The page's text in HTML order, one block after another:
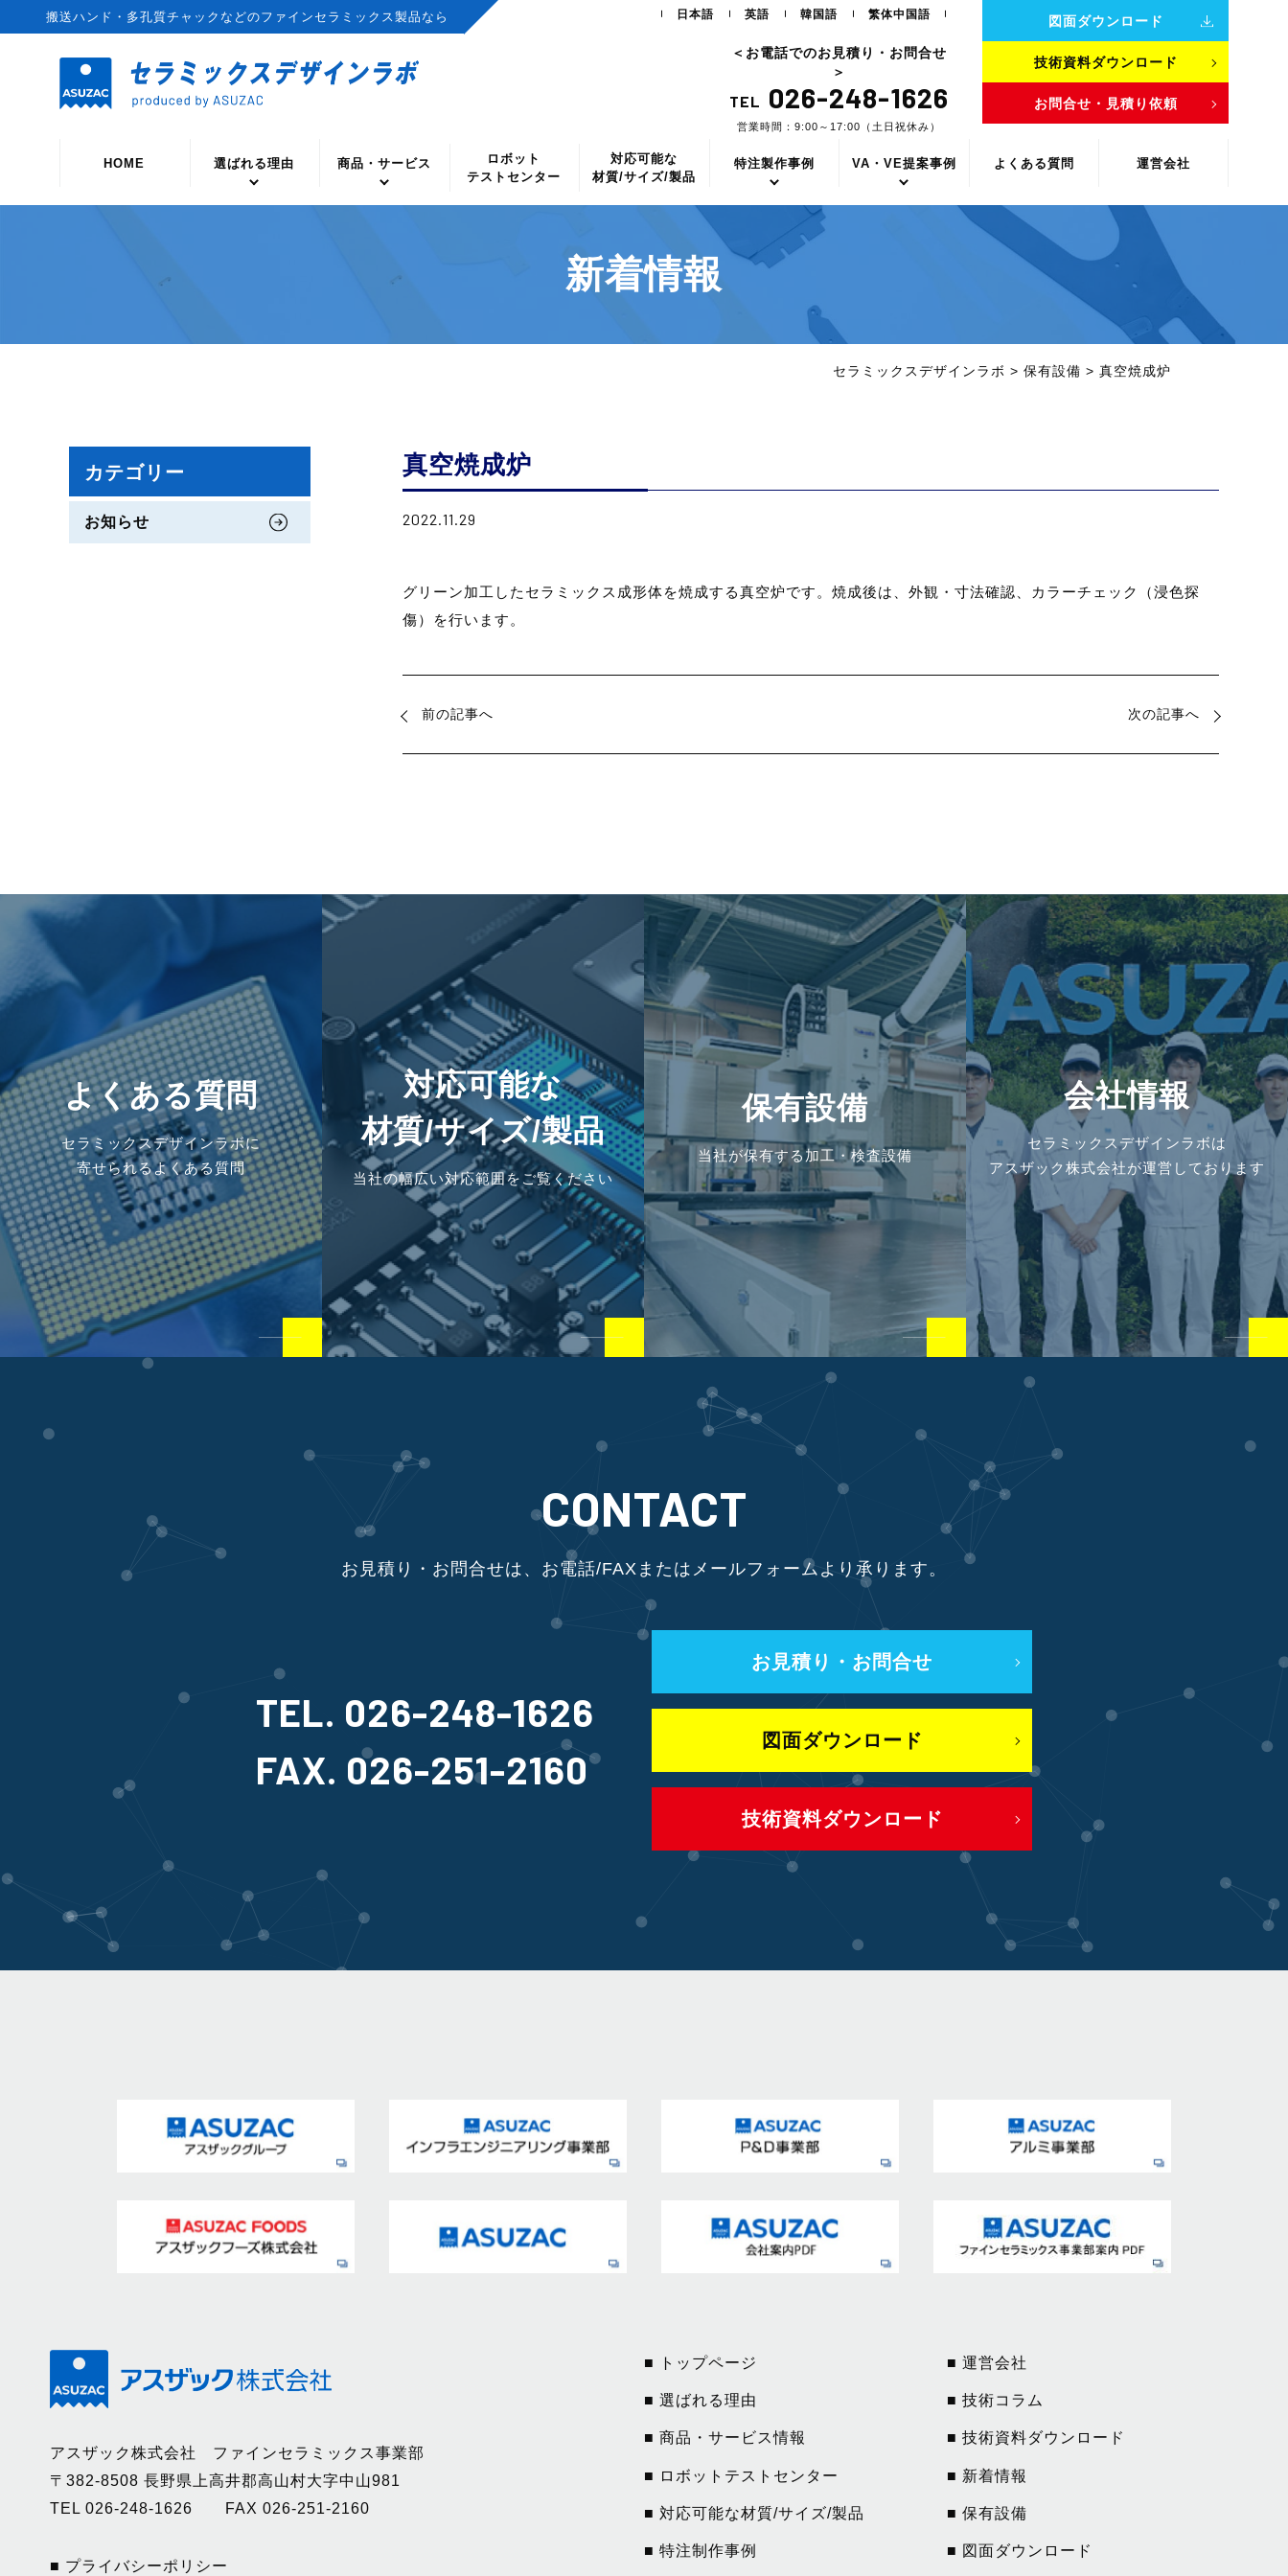
搬送ハンド・多孔質チャックなどのファインセラミックス製品なら 日本語 英語 韓国語 繁体中国語
＜お電話でのお見積り・お問合せ
＞
TEL 026-248-1626
営業時間：9:00～17:00（土日祝休み）
図面ダウンロード
技術資料ダウンロード
お問合せ・見積り依頼
HOME 選ばれる理由 商品・サービス
ロボット
テストセンター
対応可能な
材質/サイズ/製品
特注製作事例 VA・VE提案事例 よくある質問 運営会社
新着情報
セラミックスデザインラボ > 保有設備 > 真空焼成炉
真空焼成炉
2022.11.29
グリーン加工したセラミックス成形体を焼成する真空炉です。焼成後は、外観・寸法確認、カラーチェック（浸色探
傷）を行います。
前の記事へ 次の記事へ
カテゴリー
お知らせ
よくある質問
セラミックスデザインラボに
寄せられるよくある質問
対応可能な
材質/サイズ/製品
当社の幅広い対応範囲をご覧ください
保有設備
当社が保有する加工・検査設備
会社情報
セラミックスデザインラボは
アスザック株式会社が運営しております
CONTACT
お見積り・お問合せは、お電話/FAXまたはメールフォームより承ります。
TEL. 026-248-1626
FAX. 026-251-2160
お見積り・お問合せ
図面ダウンロード
技術資料ダウンロード
アスザック株式会社 ファインセラミックス事業部
〒382-8508 長野県上高井郡高山村大字中山981
TEL 026-248-1626 FAX 026-251-2160
■ プライバシーポリシー
■ トップページ
■ 選ばれる理由
■ 商品・サービス情報
■ ロボットテストセンター
■ 対応可能な材質/サイズ/製品
■ 特注制作事例
■ 運営会社
■ 技術コラム
■ 技術資料ダウンロード
■ 新着情報
■ 保有設備
■ 図面ダウンロード